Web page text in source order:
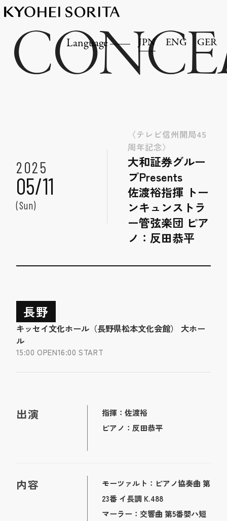
Language JPN ENG GER
CONCE
2025
05/11
(Sun)
〈テレビ信州開局45
周年記念〉
大和証券グルー
プPresents
佐渡裕指揮 トー
ンキュンストラ
ー管弦楽団 ピア
ノ：反田恭平
長野
キッセイ文化ホール（長野県松本文化会館） 大ホー
ル
15:00 OPEN16:00 START
出演
指揮：佐渡裕
ピアノ：反田恭平
内容
モーツァルト：ピアノ協奏曲 第
23番 イ長調 K.488
マーラー：交響曲 第5番嬰ハ短